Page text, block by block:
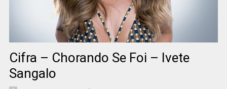
Cifra – Chorando Se Foi – Ivete
Sangalo